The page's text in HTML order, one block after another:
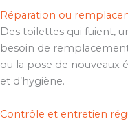
Réparation ou
Des toilettes qui fuient,
besoin de
ou la pose de
et d’hygiène.
Contrôle et entretien